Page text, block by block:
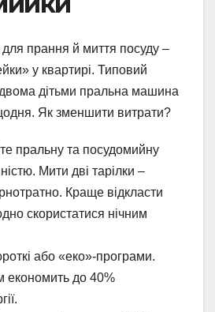
для прання й миття посуду –
у квартирі. Типовий
двома дітьми пральна машина
Як зменшити витрати?
пральну та посудомийну
Мити дві тарілки –
Краще відкласти
скористатися нічним
або «еко»-програми.
економить до 40%